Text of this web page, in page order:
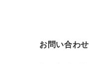
お問い合わせ